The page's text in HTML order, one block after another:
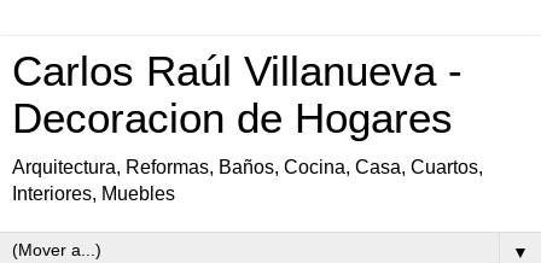
Carlos Raúl Villanueva -
Decoracion de Hogares
Arquitectura, Reformas, Baños, Cocina, Casa, Cuartos,
Interiores, Muebles
▼